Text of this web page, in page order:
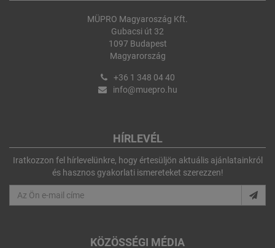
MÜPRO Magyaroszág Kft.
Gubacsi út 32
1097 Budapest
Magyarország
+36 1 348 04 40
info@muepro.hu
HÍRLEVÉL
Iratkozzon fel hírlevelünkre, hogy értesüljön aktuális ajánlatainkról
és hasznos gyakorlati ismereteket szerezzen!
KÖZÖSSÉGI MÉDIA